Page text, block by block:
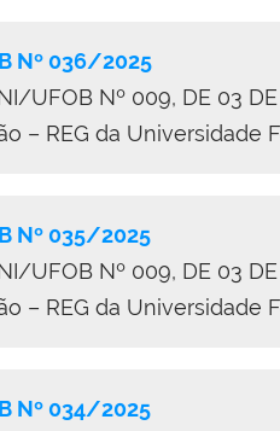
Nº 036/2025
UFOB Nº 009, DE 03 DE
– REG da Universidade
Nº 035/2025
UFOB Nº 009, DE 03 DE
– REG da Universidade
Nº 034/2025